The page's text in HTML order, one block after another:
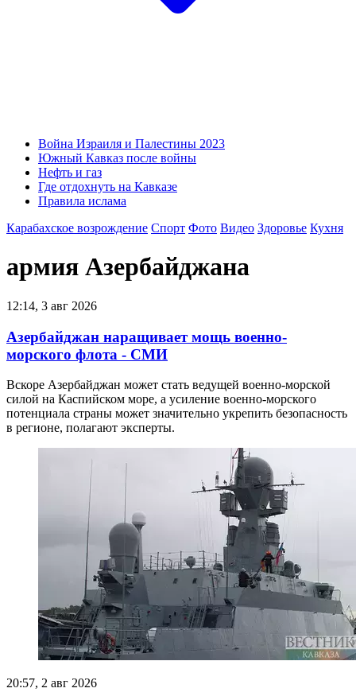
Война Израиля и Палестины 2023
Южный Кавказ после войны
Нефть и газ
Где отдохнуть на Кавказе
Правила ислама
Карабахское возрождение Спорт Фото Видео Здоровье Кухня
армия Азербайджана
12:14, 3 авг 2026
Азербайджан наращивает мощь военно-
морского флота - СМИ
Вскоре Азербайджан может стать ведущей военно-морской
силой на Каспийском море, а усиление военно-морского
потенциала страны может значительно укрепить безопасность
в регионе, полагают эксперты.
20:57, 2 авг 2026